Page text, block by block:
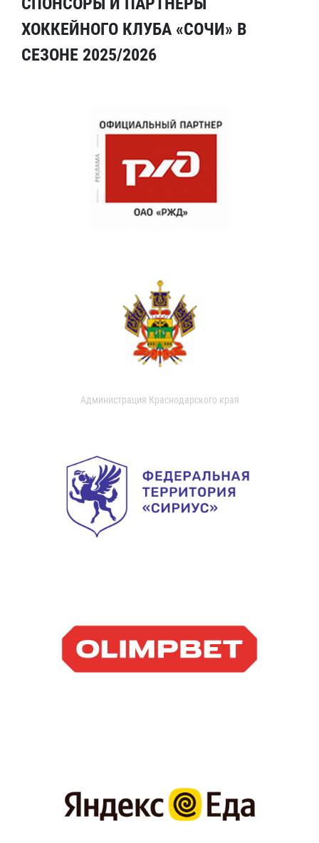
ХОККЕЙНОГО КЛУБА «СОЧИ» В
СЕЗОНЕ 2025/2026
Администрация Краснодарского края